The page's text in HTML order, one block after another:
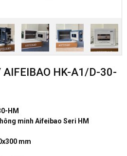
AIFEIBAO HK-A1/D-30-
HM
minh Aifeibao Seri HM
mm